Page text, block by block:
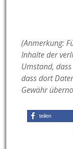
(Anmerkung:
Inhalte der
Umstand,
dass dort
Gewähr
teilen